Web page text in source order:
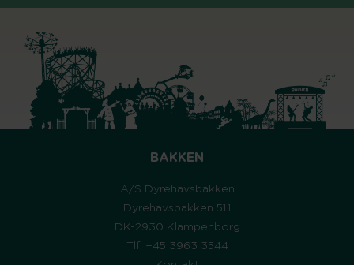
BAKKEN
A/S Dyrehavsbakken
Dyrehavsbakken 51.1
DK-2930 Klampenborg
Tlf. +45 3963 3544